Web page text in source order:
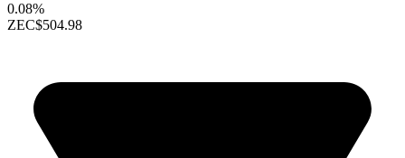
0.08%
ZEC$504.98